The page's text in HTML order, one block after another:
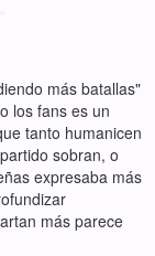
más batallas"
los fans es un
tanto humanicen
sobran, o
expresaba más
más parece